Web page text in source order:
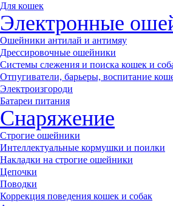
Для кошек
Электронные
Ошейники антилай и антимяу
Дрессировочные ошейники
Системы слежения и поиска кошек и
Отпугиватели, барьеры, воспитание
Электроизгороди
Батареи питания
Снаряжение
Строгие ошейники
Интеллектуальные кормушки и поилки
Накладки на строгие ошейники
Цепочки
Поводки
Коррекция поведения кошек и собак